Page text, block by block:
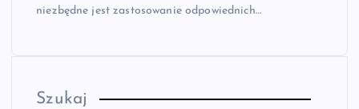
niezbędne jest zastosowanie odpowiednich…
Szukaj